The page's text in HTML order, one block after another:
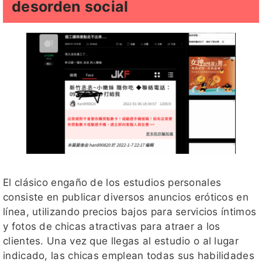
desorden social
El clásico engaño de los estudios personales
consiste en publicar diversos anuncios eróticos en
línea, utilizando precios bajos para servicios íntimos
y fotos de chicas atractivas para atraer a los
clientes. Una vez que llegas al estudio o al lugar
indicado, las chicas emplean todas sus habilidades